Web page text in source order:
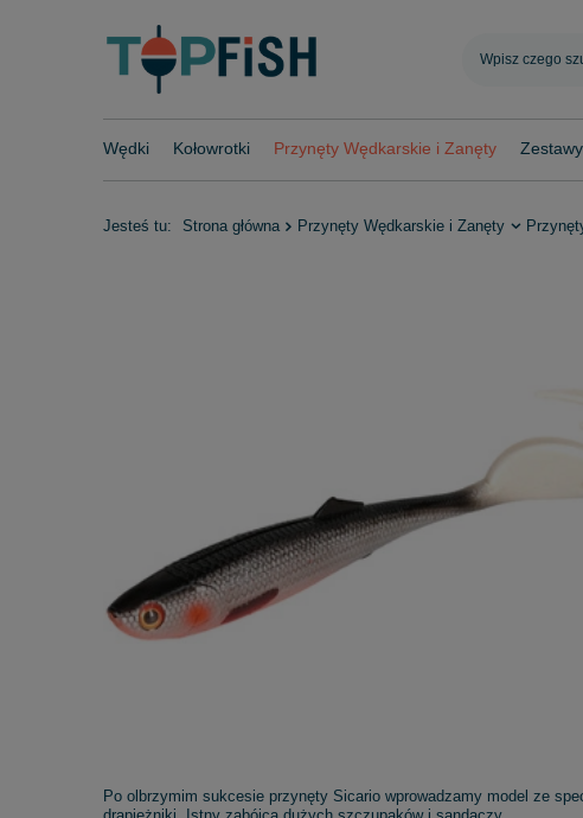
Wędki Kołowrotki Przynęty Wędkarskie i Zanęty
Jesteś tu: Strona główna Przynęty Wędkarskie i Zanęty
Po olbrzymim sukcesie przynęty Sicario wprowadzamy model ze